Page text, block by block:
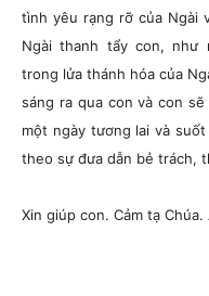
tình yêu rạng rỡ của Ngài
Ngài thanh tẩy con, như
trong lửa thánh hóa của
sáng ra qua con và con
một ngày tương lai và
theo sự đưa dẫn bẻ trách,
Xin giúp con. Cảm tạ Chúa.